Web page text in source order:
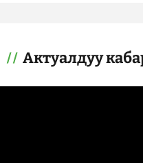
Актуалдуу